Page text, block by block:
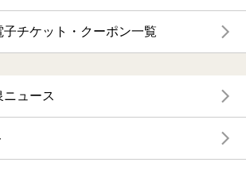
チケット・クーポン一覧
ニュース